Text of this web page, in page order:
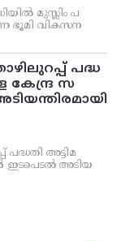
മുസ്ലിം പ
ഭൂമി വികസന
പദ്ധ
കേന്ദ്ര സ
അട്ടിമ
ഇടപെടല്‍ അടിയ